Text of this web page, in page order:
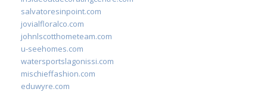
salvatoresinpoint.com
jovialfloralco.com
johnlscotthometeam.com
u-seehomes.com
watersportslagonissi.com
mischieffashion.com
eduwyre.com